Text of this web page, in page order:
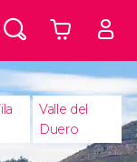
Valle del
Duero